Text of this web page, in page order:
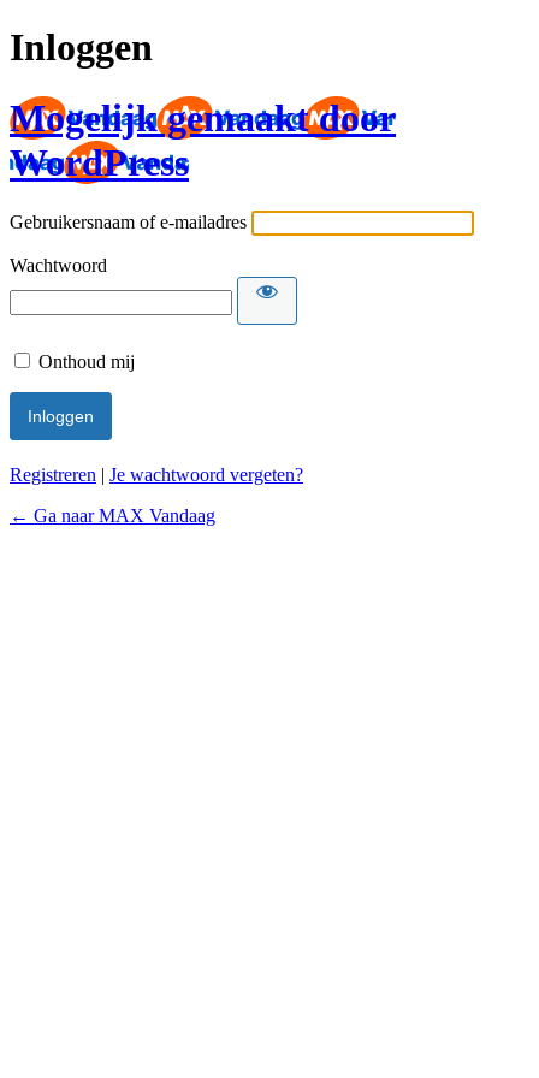
Inloggen
Mogelijk gemaakt door
WordPress
Gebruikersnaam of e-mailadres
Wachtwoord
Onthoud mij
Registreren | Je wachtwoord vergeten?
← Ga naar MAX Vandaag